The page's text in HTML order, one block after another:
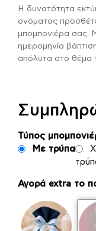
Η δυνατότητα
ονόματος
μπομπονιέρα σας.
ημερομηνία
απόλυτα στο θέμα
Τύπος
Με τρύπα
Αγορά extra το